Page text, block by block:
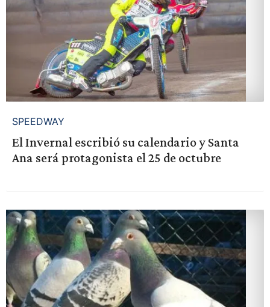
SPEEDWAY
El Invernal escribió su calendario y Santa
Ana será protagonista el 25 de octubre